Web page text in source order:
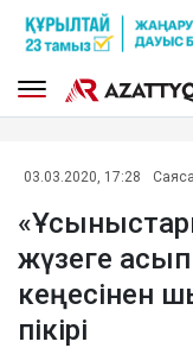
03.03.2020, 17:28
жүзеге
кеңесінен
пікірі